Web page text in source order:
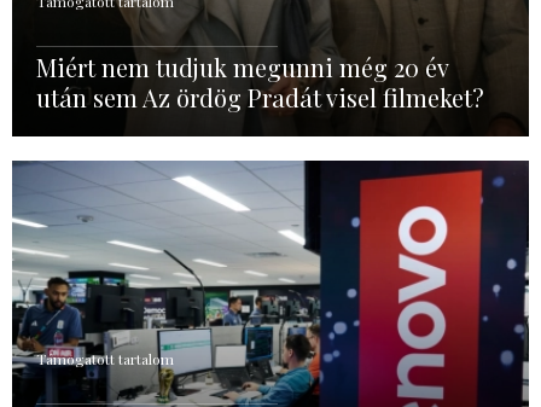
Miért nem tudjuk megunni még 20 év
után sem Az ördög Pradát visel filmeket?
Támogatott tartalom